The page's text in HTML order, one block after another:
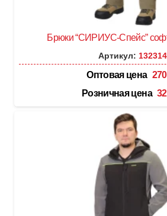
Брюки “СИРИУС-Спейс”
Артикул: 132314
Оптовая цена
Розничная цена